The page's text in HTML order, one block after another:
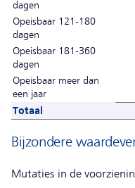
dagen
Opeisbaar 121-180
dagen
Opeisbaar 181-360
dagen
Opeisbaar meer dan
een jaar
Totaal
Bijzondere
Mutaties in de